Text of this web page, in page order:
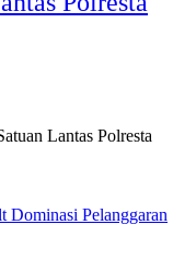
Lantas Polresta